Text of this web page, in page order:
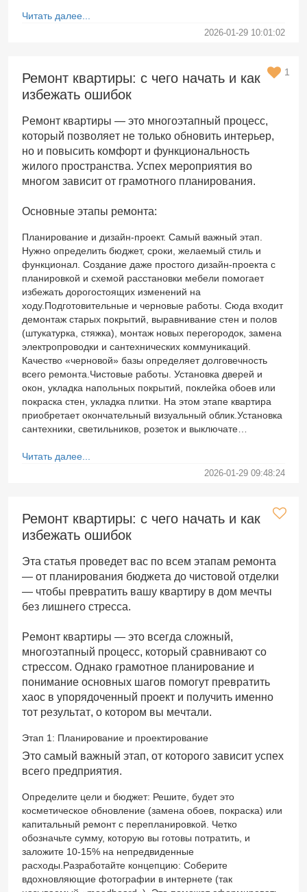
Читать далее...
2026-01-29 10:01:02
Ремонт квартиры: с чего начать и как
избежать ошибок
1
Ремонт квартиры — это многоэтапный процесс,
который позволяет не только обновить интерьер,
но и повысить комфорт и функциональность
жилого пространства. Успех мероприятия во
многом зависит от грамотного планирования.
Основные этапы ремонта:
Планирование и дизайн-проект. Самый важный этап.
Нужно определить бюджет, сроки, желаемый стиль и
функционал. Создание даже простого дизайн-проекта с
планировкой и схемой расстановки мебели помогает
избежать дорогостоящих изменений на
ходу.Подготовительные и черновые работы. Сюда входит
демонтаж старых покрытий, выравнивание стен и полов
(штукатурка, стяжка), монтаж новых перегородок, замена
электропроводки и сантехнических коммуникаций.
Качество «черновой» базы определяет долговечность
всего ремонта.Чистовые работы. Установка дверей и
окон, укладка напольных покрытий, поклейка обоев или
покраска стен, укладка плитки. На этом этапе квартира
приобретает окончательный визуальный облик.Установка
сантехники, светильников, розеток и выключате…
Читать далее...
2026-01-29 09:48:24
Ремонт квартиры: с чего начать и как
избежать ошибок
Эта статья проведет вас по всем этапам ремонта
— от планирования бюджета до чистовой отделки
— чтобы превратить вашу квартиру в дом мечты
без лишнего стресса.
Ремонт квартиры — это всегда сложный,
многоэтапный процесс, который сравнивают со
стрессом. Однако грамотное планирование и
понимание основных шагов помогут превратить
хаос в упорядоченный проект и получить именно
тот результат, о котором вы мечтали.
Этап 1: Планирование и проектирование
Это самый важный этап, от которого зависит успех
всего предприятия.
Определите цели и бюджет: Решите, будет это
косметическое обновление (замена обоев, покраска) или
капитальный ремонт с перепланировкой. Четко
обозначьте сумму, которую вы готовы потратить, и
заложите 10-15% на непредвиденные
расходы.Разработайте концепцию: Соберите
вдохновляющие фотографии в интернете (так